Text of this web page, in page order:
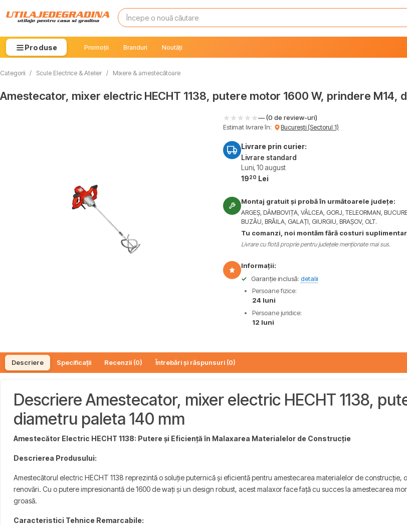
Produse Promoții Branduri Noutăți
Categorii / Scule Electrice & Atelier / Mixere & amestecătoare
Amestecator, mixer electric HECHT 1138, putere motor 1600 W, prindere M14,
— (0 de review-uri)
Estimat livrare în:
București (Sectorul 1)
Livrare prin curier:
Livrare standard
Luni, 10 august
1920 Lei
Montaj gratuit și probă în următoarele județe:
ARGEȘ, DÂMBOVIȚA, VÂLCEA, GORJ, TELEORMAN,
BUZĂU, BRĂILA, GALAȚI, GIURGIU, BRAȘOV, OLT.
Tu comanzi, noi montăm fără costuri
Livrare cu flotă proprie pentru județele menționate mai sus.
Informații:
✓
Garanție inclusă:detalii
Persoane fizice:
24 luni
Persoane juridice:
12 luni
Descriere Specificații Recenzii (0) Întrebări și răspunsuri (0)
Descriere Amestecator, mixer electric HECHT 1138,
diametru paleta 140 mm
Amestecător Electric HECHT 1138: Putere și Eficiență în Malaxarea Materialelor de Construcție
Descrierea Produsului:
Amestecătorul electric HECHT 1138 reprezintă o soluție puternică și eficientă pentru amestecarea materialelor de
renovări. Cu o putere impresionantă de 1600 de wați și un design robust, acest malaxor face față cu succes la amestecarea
groasă.
Caracteristici Tehnice Remarcabile: